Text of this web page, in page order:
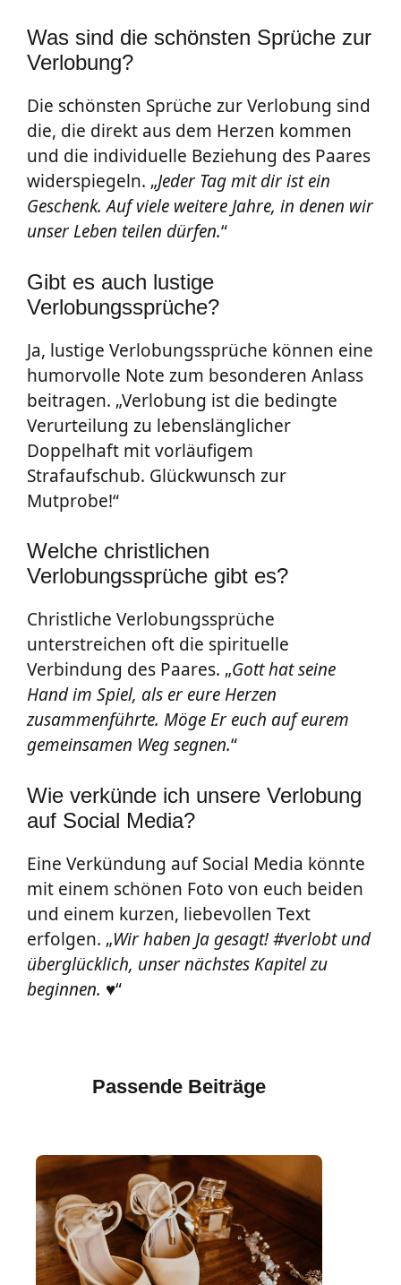
Was sind die schönsten Sprüche zur
Verlobung?
Die schönsten Sprüche zur Verlobung sind
die, die direkt aus dem Herzen kommen
und die individuelle Beziehung des Paares
widerspiegeln. „Jeder Tag mit dir ist ein
Geschenk. Auf viele weitere Jahre, in denen wir
unser Leben teilen dürfen.“
Gibt es auch lustige
Verlobungssprüche?
Ja, lustige Verlobungssprüche können eine
humorvolle Note zum besonderen Anlass
beitragen. „Verlobung ist die bedingte
Verurteilung zu lebenslänglicher
Doppelhaft mit vorläufigem
Strafaufschub. Glückwunsch zur
Mutprobe!“
Welche christlichen
Verlobungssprüche gibt es?
Christliche Verlobungssprüche
unterstreichen oft die spirituelle
Verbindung des Paares. „Gott hat seine
Hand im Spiel, als er eure Herzen
zusammenführte. Möge Er euch auf eurem
gemeinsamen Weg segnen.“
Wie verkünde ich unsere Verlobung
auf Social Media?
Eine Verkündung auf Social Media könnte
mit einem schönen Foto von euch beiden
und einem kurzen, liebevollen Text
erfolgen. „Wir haben Ja gesagt! #verlobt und
überglücklich, unser nächstes Kapitel zu
beginnen. ♥“
Passende Beiträge